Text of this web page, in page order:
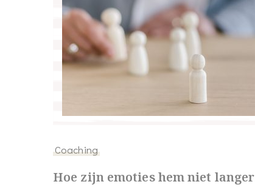
Coaching
Hoe zijn emoties hem niet langer